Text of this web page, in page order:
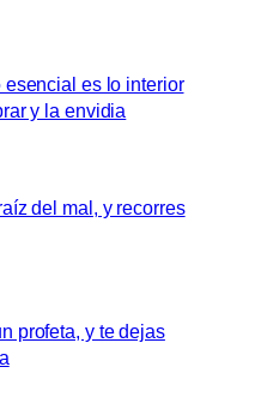
es lo interior
y la envidia
del mal, y recorres
profeta, y te dejas